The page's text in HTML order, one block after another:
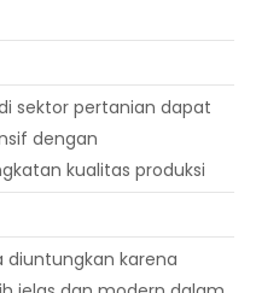
sektor pertanian dapat
dengan
kualitas produksi
karena